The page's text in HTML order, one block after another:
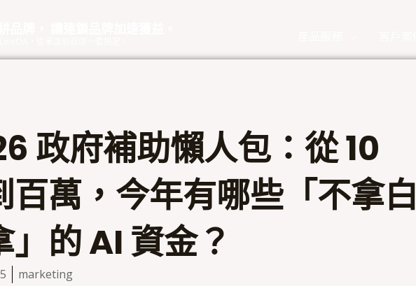
政府補助懶人包：從 10
百萬，今年有哪些「不拿白
」的 AI 資金？
marketing